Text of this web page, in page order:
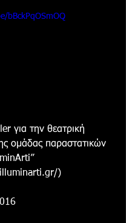
bBckPqOSmOQ
για την θεατρική
ομάδας παραστατικών
)